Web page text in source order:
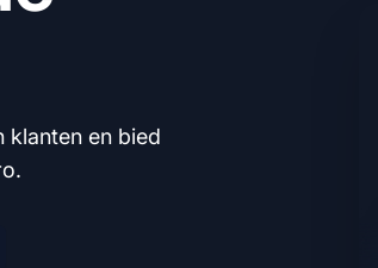
klanten en bied